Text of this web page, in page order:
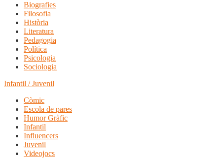
Biografies
Filosofia
Història
Literatura
Pedagogia
Política
Psicologia
Sociologia
Infantil / Juvenil
Còmic
Escola de pares
Humor Gràfic
Infantil
Influencers
Juvenil
Videojocs